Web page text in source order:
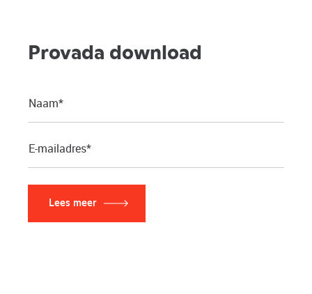
Provada download
Lees meer